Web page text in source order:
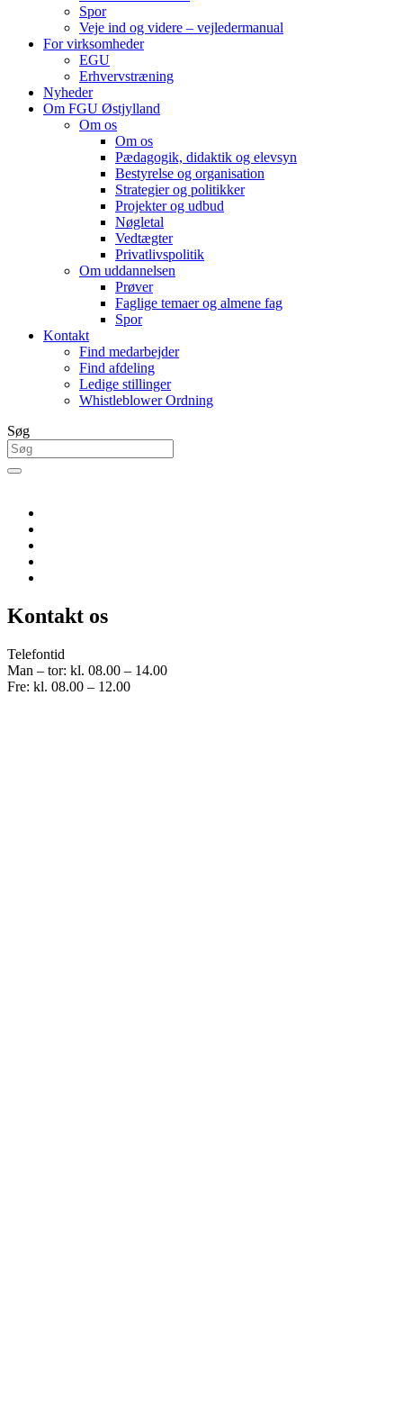
Spor
Veje ind og videre – vejledermanual
For virksomheder
EGU
Erhvervstræning
Nyheder
Om FGU Østjylland
Om os
Om os
Pædagogik, didaktik og elevsyn
Bestyrelse og organisation
Strategier og politikker
Projekter og udbud
Nøgletal
Vedtægter
Privatlivspolitik
Om uddannelsen
Prøver
Faglige temaer og almene fag
Spor
Kontakt
Find medarbejder
Find afdeling
Ledige stillinger
Whistleblower Ordning
Søg
Kontakt os
Telefontid
Man – tor: kl. 08.00 – 14.00
Fre: kl. 08.00 – 12.00